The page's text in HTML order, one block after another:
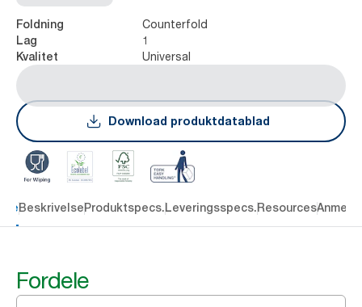
Foldning Counterfold
Lag 1
Kvalitet Universal
Download produktdatablad
BeskrivelseProduktspecs.Leveringsspecs.Resources
Fordele